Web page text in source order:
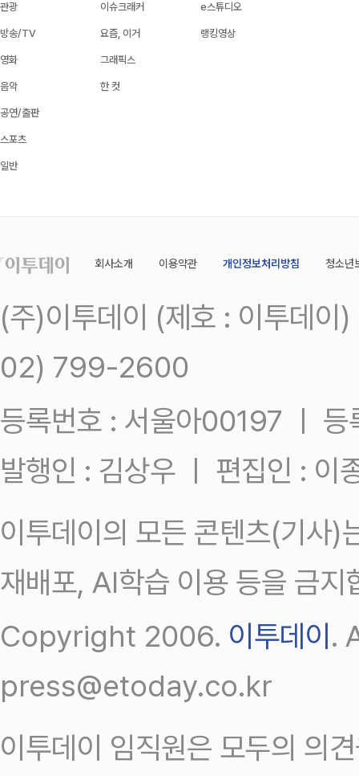
관광
방송/TV
영화
음악
공연/출판
스포츠
일반
이슈크래커
요즘, 이거
그래픽스
한 컷
e스튜디오
랭킹영상
회사소개 이용약관 개인정보처리방침 청소년
(주)이투데이 (제호 : 이투데
02) 799-2600
등록번호 : 서울아00197 ㅣ
발행인 : 김상우 ㅣ 편집인 : 이
이투데이의 모든 콘텐츠(기사)
재배포, AI학습 이용 등을 금지
Copyright 2006. 이투데이.
press@etoday.co.kr
이투데이 임직원은 모두의 의